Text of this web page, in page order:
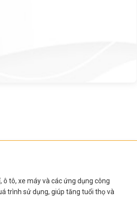
ô tô, xe máy và các ứng dụng công
trình sử dụng, giúp tăng tuổi thọ và